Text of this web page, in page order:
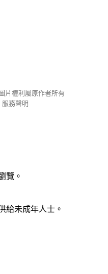
片權利屬原作者所有
服務聲明
覽。
給未成年人士。